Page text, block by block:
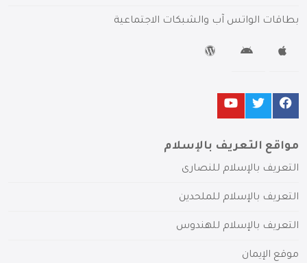
بطاقات الواتس آب والشبكات الاجتماعية
مواقع التعريف بالإسلام
التعريف بالإسلام للنصارى
التعريف بالإسلام للملحدين
التعريف بالإسلام للهندوس
موقع الإيمان